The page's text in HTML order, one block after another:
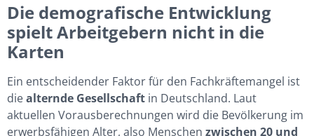
Die demografische Entwicklung
spielt Arbeitgebern nicht in die
Karten
Ein entscheidender Faktor für den Fachkräftemangel ist
diealternde Gesellschaft in Deutschland. Laut
aktuellen Vorausberechnungen wird die Bevölkerung im
erwerbsfähigen Alter, also Menschen zwischen 20 und